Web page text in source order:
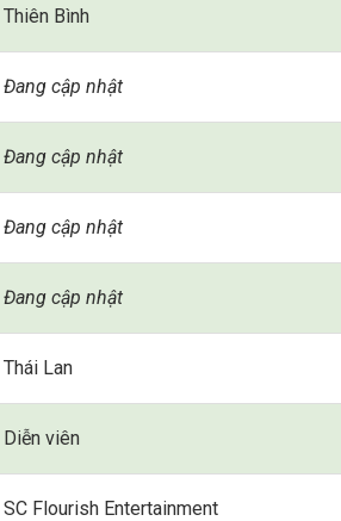
Thiên Bình
Đang cập nhật
Đang cập nhật
Đang cập nhật
Đang cập nhật
Thái Lan
Diễn viên
SC Flourish Entertainment